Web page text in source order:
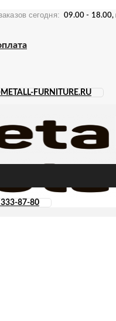
сегодня:
09.00 - 18.00,
FURNITURE.RU
333-87-80